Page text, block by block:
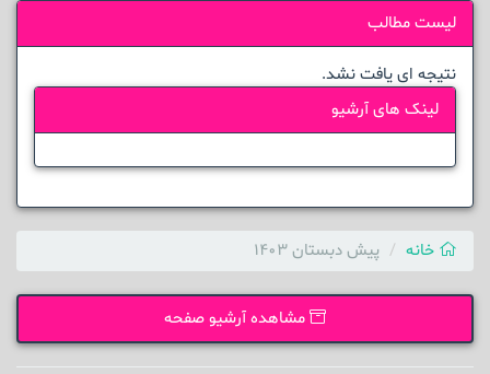
لیست مطالب
نتیجه ای یافت نشد.
لینک های آرشیو
خانه پیش دبستان 1403
مشاهده آرشیو صفحه